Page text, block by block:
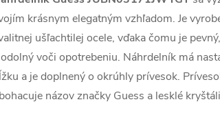
krásnym elegatným vzhľadom. Je
ušľachtilej ocele, vďaka čomu je
voči opotrebeniu. Náhrdelník má
a je doplnený o okrúhly prívesok.
názov značky Guess a lesklé